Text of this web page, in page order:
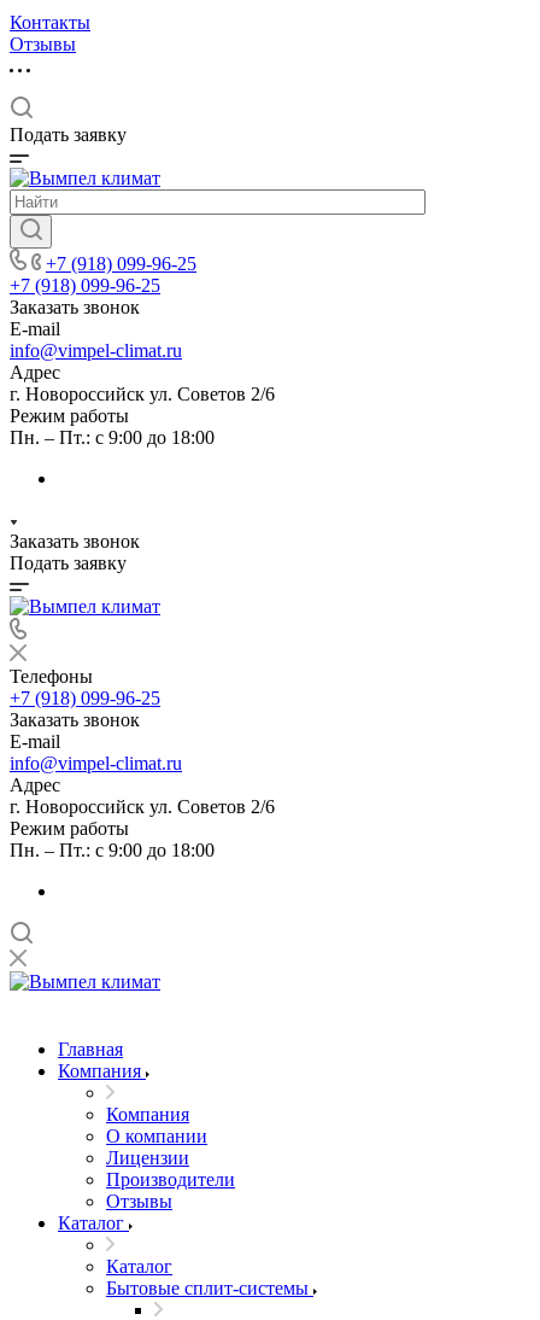
Контакты
Отзывы
Подать заявку
+7 (918) 099-96-25
+7 (918) 099-96-25
Заказать звонок
E-mail
info@vimpel-climat.ru
Адрес
г. Новороссийск ул. Советов 2/6
Режим работы
Пн. – Пт.: с 9:00 до 18:00
Заказать звонок
Подать заявку
Телефоны
+7 (918) 099-96-25
Заказать звонок
E-mail
info@vimpel-climat.ru
Адрес
г. Новороссийск ул. Советов 2/6
Режим работы
Пн. – Пт.: с 9:00 до 18:00
Главная
Компания
Компания
О компании
Лицензии
Производители
Отзывы
Каталог
Каталог
Бытовые сплит-системы